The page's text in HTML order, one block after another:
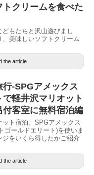
クリームを食べた
もたちと沢山遊びまし
美味しいソフトクリーム
the article
-SPGアメックス
軽井沢マリオット
客室に無料宿泊編
ト宿泊。SPGアメックス
ゴールドエリート)を使いま
ジをいくら得したかご紹介
the article